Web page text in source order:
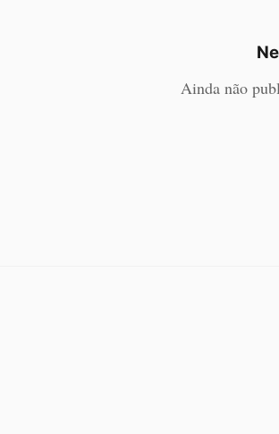
Ainda não